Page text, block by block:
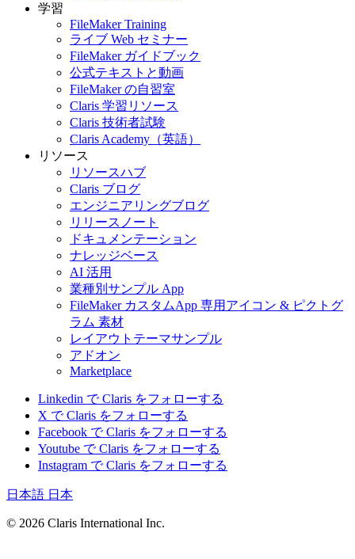
学習
FileMaker Training
ライブ Web セミナー
FileMaker ガイドブック
公式テキストと動画
FileMaker の自習室
Claris 学習リソース
Claris 技術者試験
Claris Academy（英語）
リソース
リソースハブ
Claris ブログ
エンジニアリングブログ
リリースノート
ドキュメンテーション
ナレッジベース
AI 活用
業種別サンプル App
FileMaker カスタムApp 専用アイコン & ピクトグ
ラム 素材
レイアウトテーマサンプル
アドオン
Marketplace
Linkedin で Claris をフォローする
X で Claris をフォローする
Facebook で Claris をフォローする
Youtube で Claris をフォローする
Instagram で Claris をフォローする
日本語 日本
© 2026 Claris International Inc.